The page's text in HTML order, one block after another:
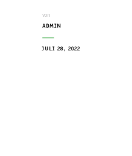
von
ADMIN
JULI 28, 2022